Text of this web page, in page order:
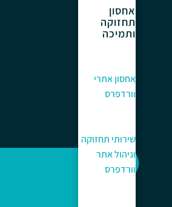
אחסון
תחזוקה
ותמיכה
אחסון אתרי
וורדפרס
שירותי תחזוקה
וניהול אתר
וורדפרס